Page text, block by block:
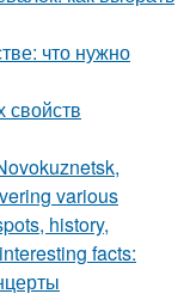
что нужно
свойств
various
history,
facts: